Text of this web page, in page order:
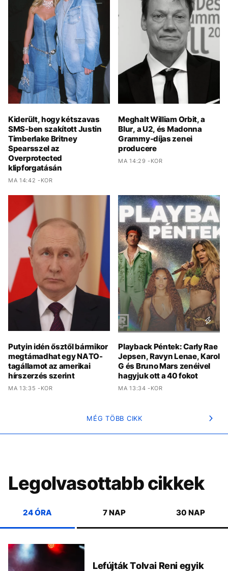
Kiderült, hogy kétszavas
SMS-ben szakított Justin
Timberlake Britney
Spearsszel az
Overprotected
klipforgatásán
MA 14:42 -KOR
Meghalt William Orbit, a
Blur, a U2, és Madonna
Grammy-díjas zenei
producere
MA 14:29 -KOR
Putyin idén ősztől bármikor
megtámadhat egy NATO-
tagállamot az amerikai
hírszerzés szerint
MA 13:35 -KOR
Playback Péntek: Carly Rae
Jepsen, Ravyn Lenae, Karol
G és Bruno Mars zenéivel
hagyjuk ott a 40 fokot
MA 13:34 -KOR
MÉG TÖBB CIKK
Legolvasottabb cikkek
24 ÓRA 7 NAP 30 NAP
Lefújták Tolvai Reni egyik